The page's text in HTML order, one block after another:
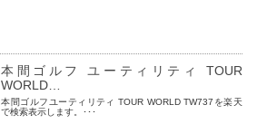
本間ゴルフ ユーティリティ TOUR
WORLD…
本間ゴルフユーティリティ TOUR WORLD TW737を楽天
で検索表示します。･･･